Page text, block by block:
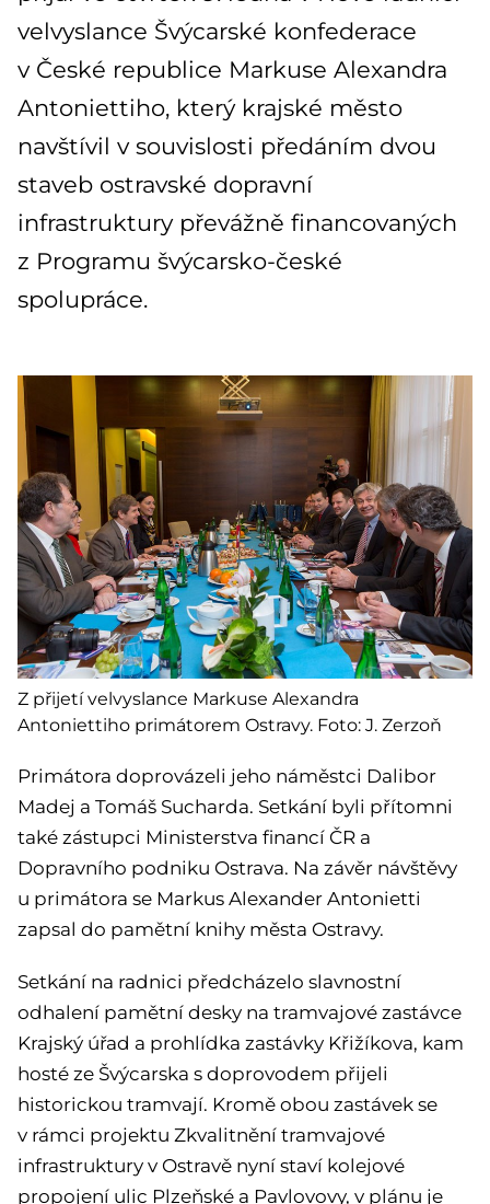
velvyslance Švýcarské konfederace
v České republice Markuse Alexandra
Antoniettiho, který krajské město
navštívil v souvislosti předáním dvou
staveb ostravské dopravní
infrastruktury převážně financovaných
z Programu švýcarsko-české
spolupráce.
Z přijetí velvyslance Markuse Alexandra
Antoniettiho primátorem Ostravy. Foto: J. Zerzoň
Primátora doprovázeli jeho náměstci Dalibor
Madej a Tomáš Sucharda. Setkání byli přítomni
také zástupci Ministerstva financí ČR a
Dopravního podniku Ostrava. Na závěr návštěvy
u primátora se Markus Alexander Antonietti
zapsal do pamětní knihy města Ostravy.
Setkání na radnici předcházelo slavnostní
odhalení pamětní desky na tramvajové zastávce
Krajský úřad a prohlídka zastávky Křižíkova, kam
hosté ze Švýcarska s doprovodem přijeli
historickou tramvají. Kromě obou zastávek se
v rámci projektu Zkvalitnění tramvajové
infrastruktury v Ostravě nyní staví kolejové
propojení ulic Plzeňské a Pavlovovy, v plánu je